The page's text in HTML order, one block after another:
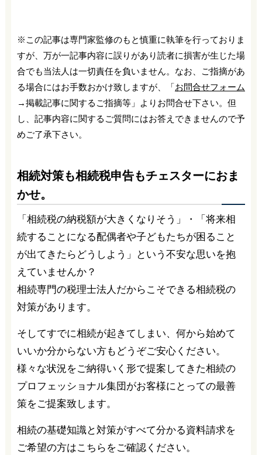
※この記事は専門家監修のもと慎重に執筆を行っておりま
すが、万が一記事内容に誤りがあり読者に損害が生じた場
合でも当法人は一切責任を負いません。なお、ご指摘があ
る場合にはお手数おかけ致しますが、「お問合せフォーム
→掲載記事に関するご指摘等」よりお問合せ下さい。但
し、記事内容に関するご質問にはお答えできませんので予
めご了承下さい。
相続対策も相続税申告もチェスターにおま
かせ。
「相続税の納税額が大きくなりそう」・「将来相
続することになる配偶者や子どもたちが困ること
が出てきたらどうしよう」という不安な思いを抱
えていませんか？
相続専門の税理士法人だからこそできる相続税の
対策があります。
そしてすでに相続が起きてしまい、何から始めて
いいか分からない方もどうぞご安心ください。
様々な状況をご納得いく形で提案してきた相続の
プロフェッショナル集団がお客様にとっての最善
策をご提案致します。
相続の基礎知識と対策がすべて分かる資料請求を
ご希望の方はこちらをご確認ください。